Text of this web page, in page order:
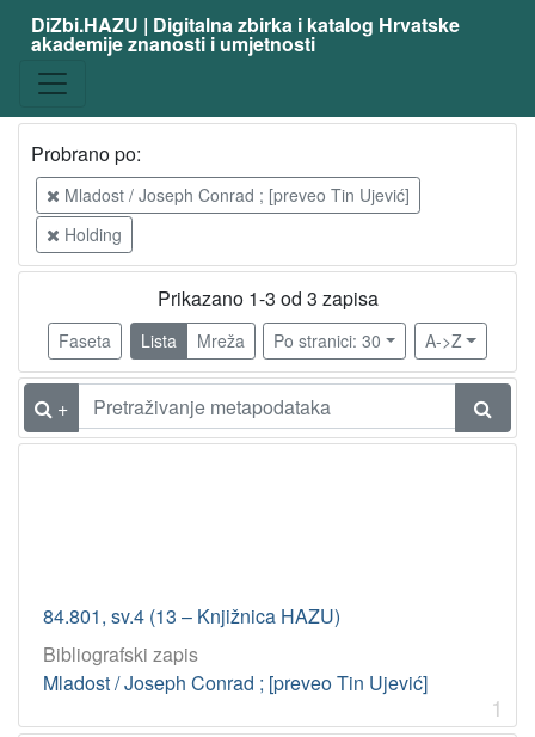
DiZbi.HAZU | Digitalna zbirka i katalog Hrvatske
akademije znanosti i umjetnosti
Probrano po:
Mladost / Joseph Conrad ; [preveo Tin Ujević]
Holding
Prikazano 1-3 od 3 zapisa
Faseta Lista Mreža Po stranici: 30 A->Z
+
84.801, sv.4 (13 – Knjižnica HAZU)
Bibliografski zapis
Mladost / Joseph Conrad ; [preveo Tin Ujević]
1